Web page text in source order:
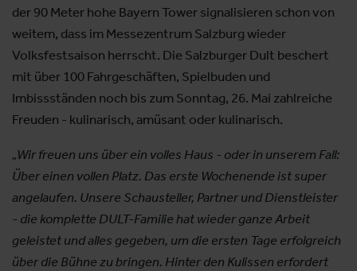
der 90 Meter hohe Bayern Tower signalisieren schon von
weitem, dass im Messezentrum Salzburg wieder
Volksfestsaison herrscht. Die Salzburger Dult beschert
mit über 100 Fahrgeschäften, Spielbuden und
Imbissständen noch bis zum Sonntag, 26. Mai zahlreiche
Freuden - kulinarisch, amüsant oder kulinarisch.
„Wir freuen uns über ein volles Haus - oder in unserem Fall:
Über einen vollen Platz. Das erste Wochenende ist super
angelaufen. Unsere Schausteller, Partner und Dienstleister
- die komplette DULT-Familie hat wieder ganze Arbeit
geleistet und alles gegeben, um die ersten Tage erfolgreich
über die Bühne zu bringen. Hinter den Kulissen erfordert